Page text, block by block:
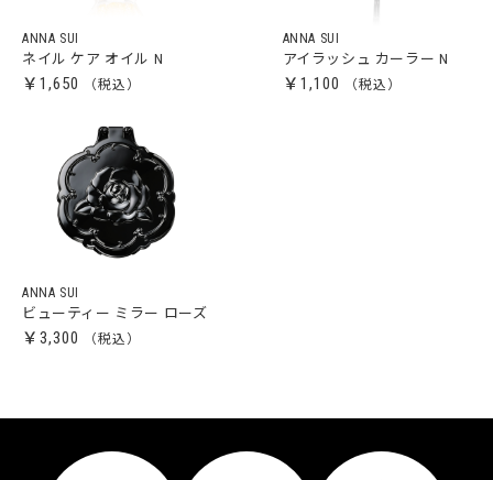
ANNA SUI
ネイル ケア オイル N
￥1,650
ANNA SUI
アイラッシュ カーラー N
￥1,100
ANNA SUI
ビューティー ミラー ローズ
￥3,300